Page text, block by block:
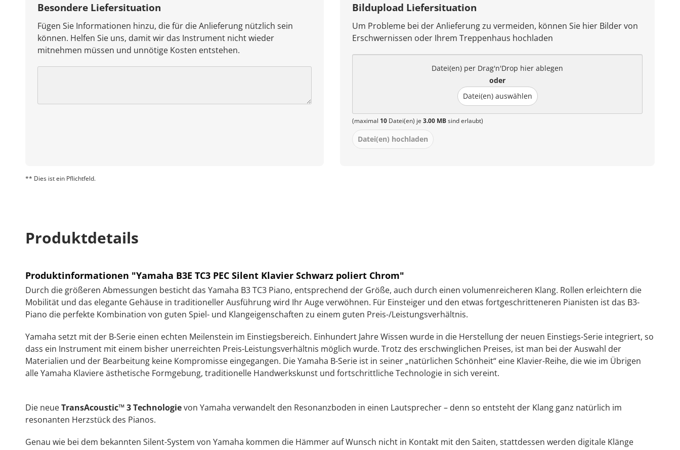
Besondere Liefersituation
Fügen Sie Informationen hinzu, die für die Anlieferung nützlich sein
können. Helfen Sie uns, damit wir das Instrument nicht wieder
mitnehmen müssen und unnötige Kosten entstehen.
Bildupload Liefersituation
Um Probleme bei der Anlieferung zu vermeiden, können Sie hier Bilder von
Erschwernissen oder Ihrem Treppenhaus hochladen
Datei(en) per Drag'n'Drop hier ablegen
oder
Datei(en) auswählen
(maximal 10 Datei(en) je 3.00 MBsind erlaubt)
Datei(en) hochladen
** Dies ist ein Pflichtfeld.
Produktdetails
Produktinformationen "Yamaha B3E TC3 PEC Silent Klavier Schwarz poliert Chrom"
Durch die größeren Abmessungen besticht das Yamaha B3 TC3 Piano, entsprechend der Größe, auch durch einen volumenreicheren Klang. Rollen erleichtern die
Mobilität und das elegante Gehäuse in traditioneller Ausführung wird Ihr Auge verwöhnen. Für Einsteiger und den etwas fortgeschritteneren Pianisten ist das B3-
Piano die perfekte Kombination von guten Spiel- und Klangeigenschaften zu einem guten Preis-/Leistungsverhältnis.
Yamaha setzt mit der B-Serie einen echten Meilenstein im Einstiegsbereich. Einhundert Jahre Wissen wurde in die Herstellung der neuen Einstiegs-Serie integriert, so
dass ein Instrument mit einem bisher unerreichten Preis-Leistungsverhältnis möglich wurde. Trotz des erschwinglichen Preises, ist man bei der Auswahl der
Materialien und der Bearbeitung keine Kompromisse eingegangen. Die Yamaha B-Serie ist in seiner „natürlichen Schönheit“ eine Klavier-Reihe, die wie im Übrigen
alle Yamaha Klaviere ästhetische Formgebung, traditionelle Handwerkskunst und fortschrittliche Technologie in sich vereint.
Die neueTransAcoustic™3 Technologievon Yamaha verwandelt den Resonanzboden in einen Lautsprecher – denn so entsteht der Klang ganz natürlich im
resonanten Herzstück des Pianos.
Genau wie bei dem bekannten Silent-System von Yamaha kommen die Hämmer auf Wunsch nicht in Kontakt mit den Saiten, stattdessen werden digitale Klänge